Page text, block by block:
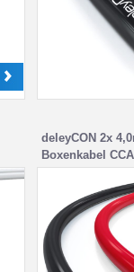
deleyCON 2x
Boxenkabel
Aluminium